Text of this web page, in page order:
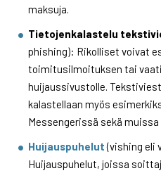
maksuja.
Tietojenkalastelu
phishing): Rikolliset voivat
toimitusilmoituksen tai
huijaussivustolle.
kalastellaan myös
Messengerissä sekä
Huijauspuhelut (vishing eli
Huijauspuhelut, joissa